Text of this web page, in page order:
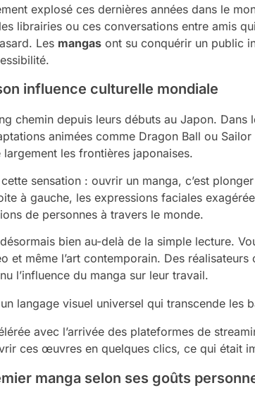
explosé ces dernières années dans le
librairies ou ces conversations entre amis
Les mangasont su conquérir un public
influence culturelle mondiale
chemin depuis leurs débuts au Japon. Dans
animées comme Dragon Ball ou
les frontières japonaises.
sensation : ouvrir un manga, c’est
à gauche, les expressions faciales
de personnes à travers le monde.
désormais bien au-delà de la simple lecture.
et même l’art contemporain. Des
l’influence du manga sur leur travail.
langage visuel universel qui transcende les
avec l’arrivée des plateformes de
ces œuvres en quelques clics, ce qui était
manga selon ses goûts